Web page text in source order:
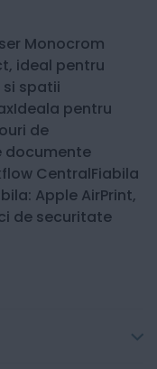
Monocrom
ideal pentru
spatii
pentru
de
documente
CentralFiabila
Apple AirPrint,
de securitate